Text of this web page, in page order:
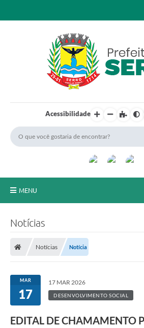
Acessibilidade
MENU
Transparência Pública
Processo Seletivo/Concurso Público
Taxas de Inscrição/Guia de Arrecadação /
Online
Plano Diretor Participativo de Serro/MG
Notícias
Notícias Notícia
MAR
17
17 MAR 2026
DESENVOLVIMENTO SOCIAL
EDITAL DE CHAMAMENTO